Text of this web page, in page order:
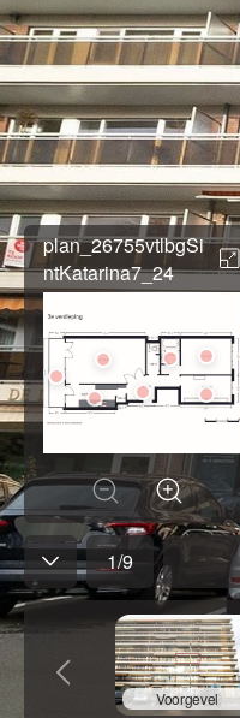
plan_26755vtlbgSi
ntKatarina7_24
1/9
Voorgevel